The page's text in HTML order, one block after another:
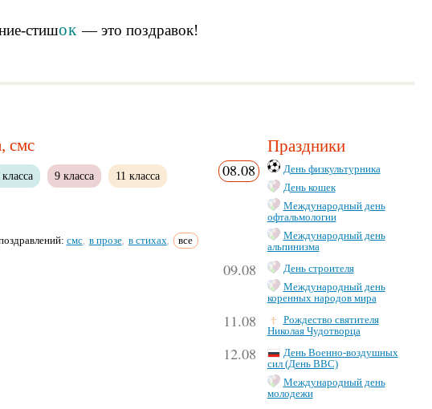
стишок — это поздравок!
смс
класса 9 класса 11 класса
смс, в прозе, в стихах все
Праздники
08.08
День физкультурника
День кошек
Международный день
офтальмологии
Международный день
альпинизма
09.08
День строителя
Международный день
коренных народов мира
11.08
Рождество святителя
Николая Чудотворца
12.08
День Военно-воздушных
сил (День ВВС)
Международный день
молодежи